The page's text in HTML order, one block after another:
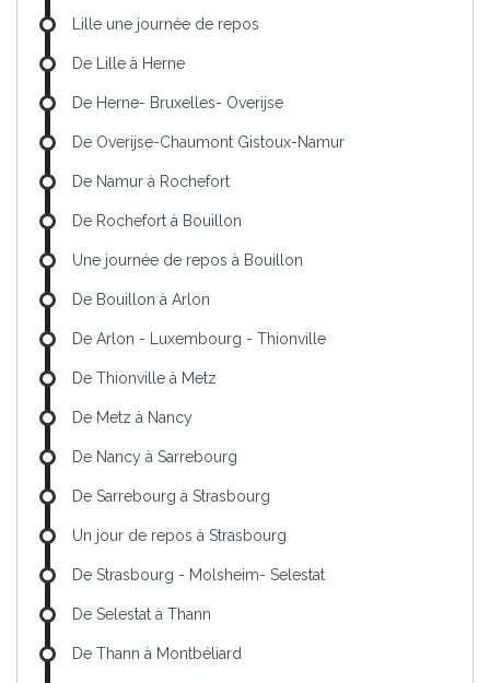
Lille une journée de repos
De Lille à Herne
De Herne- Bruxelles- Overijse
De Overijse-Chaumont Gistoux-Namur
De Namur à Rochefort
De Rochefort à Bouillon
Une journée de repos à Bouillon
De Bouillon à Arlon
De Arlon - Luxembourg - Thionville
De Thionville à Metz
De Metz à Nancy
De Nancy à Sarrebourg
De Sarrebourg à Strasbourg
Un jour de repos à Strasbourg
De Strasbourg - Molsheim- Selestat
De Selestat à Thann
De Thann à Montbéliard